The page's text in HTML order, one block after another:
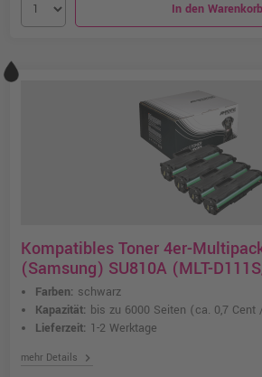
In den Warenkorb
Kompatibles Toner 4er-
(Samsung) SU810A (MLT-
Farben: schwarz
Kapazität: bis zu 6000 Seiten (ca. 0,7 Cent
Lieferzeit: 1-2 Werktage
mehr Details chevron_right